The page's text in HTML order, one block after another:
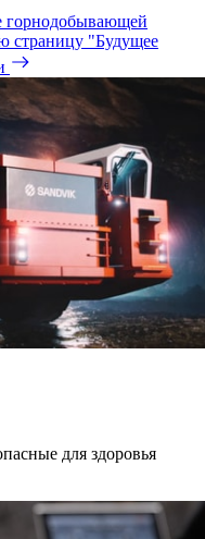
горнодобывающей
страницу "Будущее
для здоровья